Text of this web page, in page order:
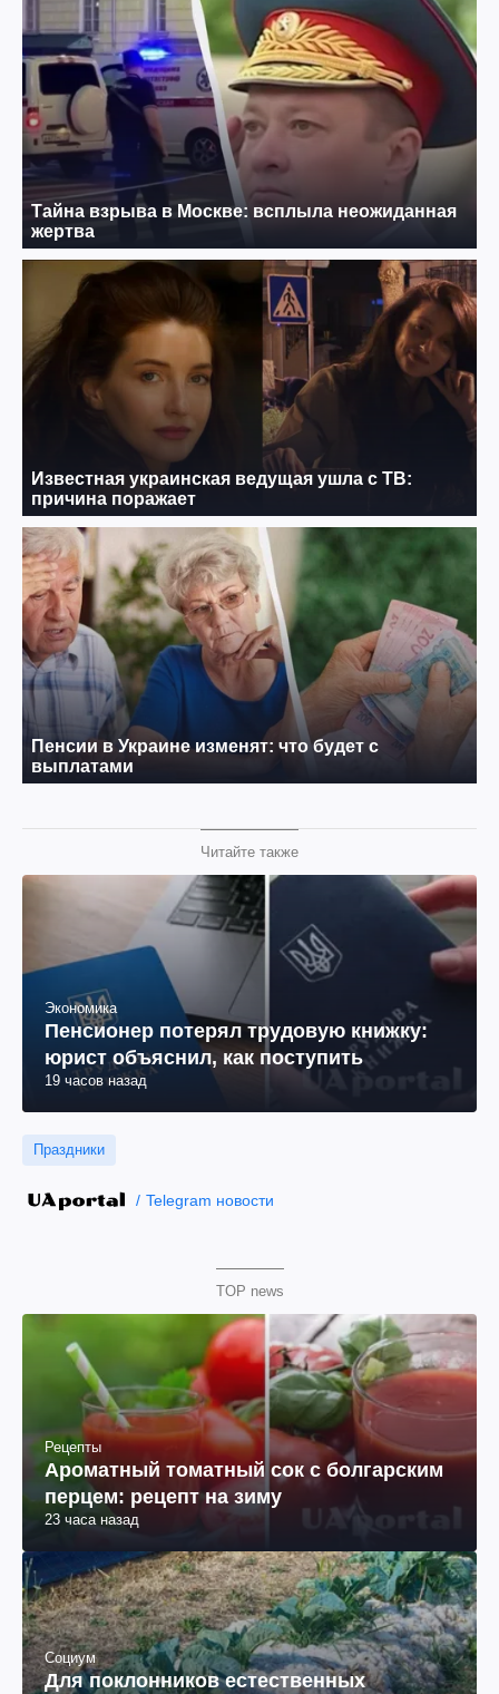
Читайте также
Экономика
Пенсионер потерял трудовую книжку:
юрист объяснил, как поступить
19 часов назад
Праздники
Telegram новости
TOP news
Рецепты
Ароматный томатный сок с болгарским
перцем: рецепт на зиму
23 часа назад
Социум
Для поклонников естественных